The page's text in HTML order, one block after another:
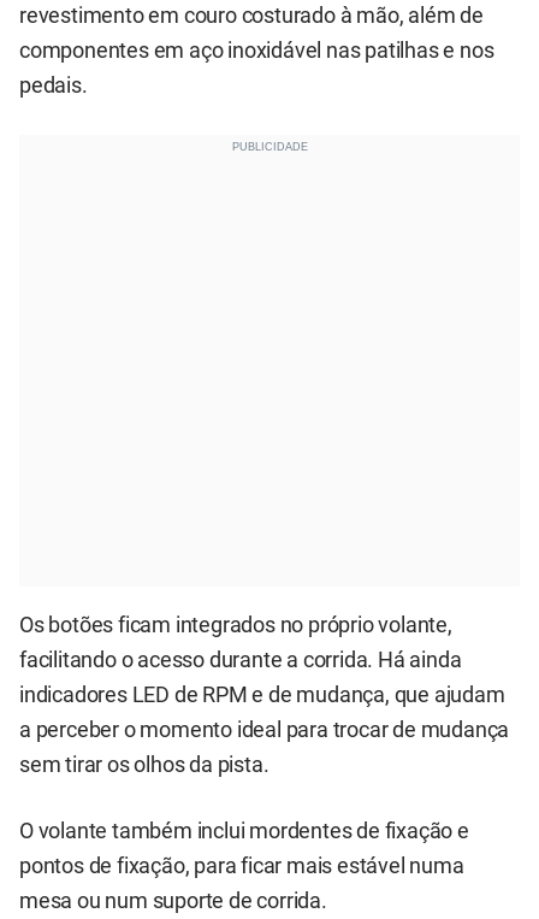
revestimento em couro costurado à mão, além de
componentes em aço inoxidável nas patilhas e nos
pedais.
Os botões ficam integrados no próprio volante,
facilitando o acesso durante a corrida. Há ainda
indicadores LED de RPM e de mudança, que ajudam
a perceber o momento ideal para trocar de mudança
sem tirar os olhos da pista.
O volante também inclui mordentes de fixação e
pontos de fixação, para ficar mais estável numa
mesa ou num suporte de corrida.